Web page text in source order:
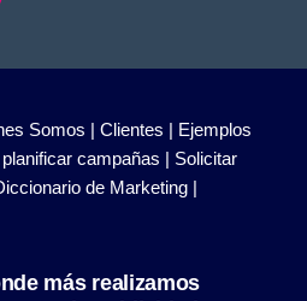
Somos | Clientes | Ejemplos
campañas | Solicitar
de Marketing |
más realizamos